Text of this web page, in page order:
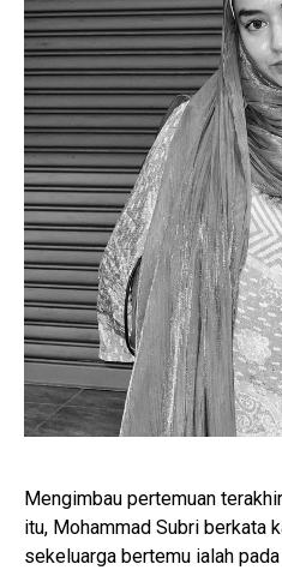
Mengimbau pertemuan
itu, Mohammad Subri berkata
sekeluarga bertemu ialah